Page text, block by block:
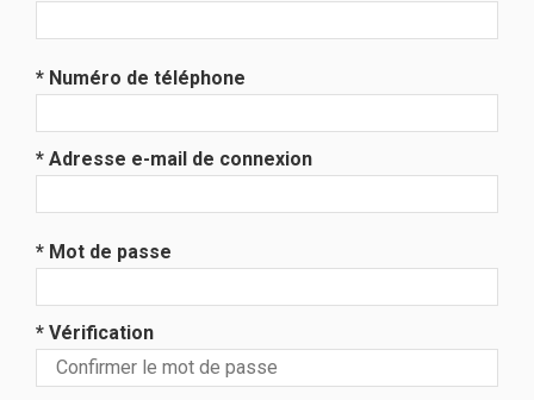
* Numéro de téléphone
* Adresse e-mail de connexion
* Mot de passe
* Vérification